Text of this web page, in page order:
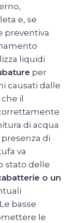
e, se
preventiva
liquidi
per
causati dalle
il
di acqua
di
va
stato delle
o un
basse
le